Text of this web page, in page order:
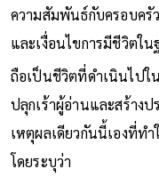
ความสัมพันธ์กับครอบค
และเงื่อนไขการมีชีวิตใ
ถือเป็นชีวิตที่ดำเนินไปใ
ปลุกเร้าผู้อ่านและสร้าง
เหตุผลเดียวกันนี้เองที่ทำ
โดยระบุว่า